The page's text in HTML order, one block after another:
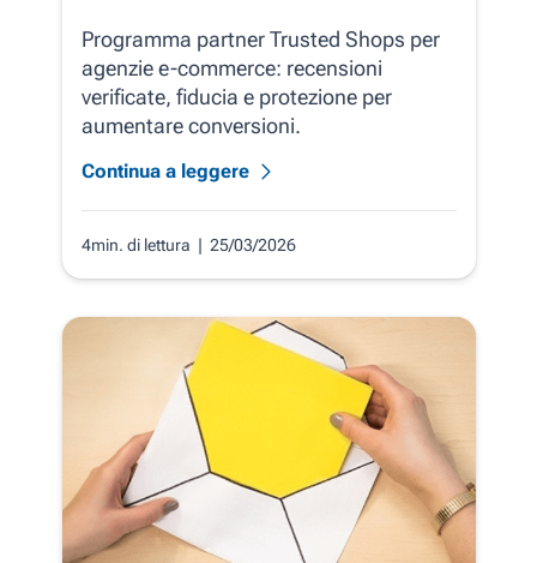
Programma partner Trusted Shops per
agenzie e-commerce: recensioni
verificate, fiducia e protezione per
aumentare conversioni.
Continua a leggere
4min. di lettura | 25/03/2026